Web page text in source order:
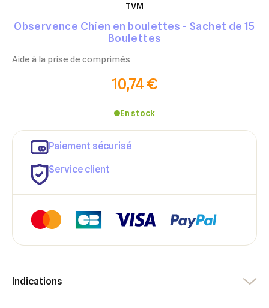
TVM
Observence Chien en boulettes - Sachet de 15
Boulettes
Aide à la prise de comprimés
10,74 €
En stock
Paiement sécurisé
Service client
Indications